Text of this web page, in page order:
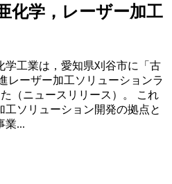
化学，レーザー加工
学工業は，愛知県刈谷市に「古
レーザー加工ソリューションラ
（ニュースリリース）。 これ
工ソリューション開発の拠点と
業...